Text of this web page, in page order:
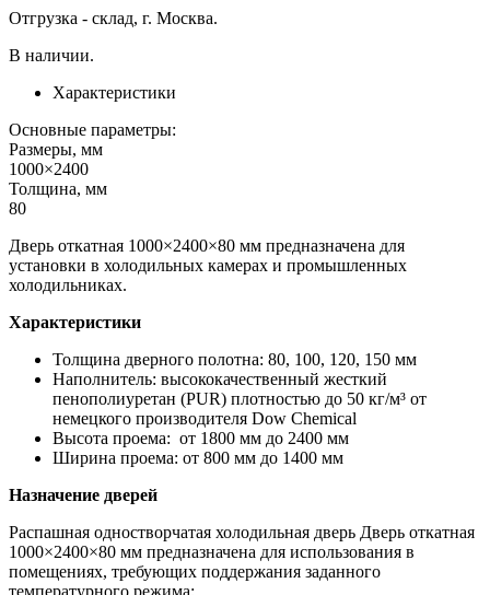
Отгрузка - склад, г. Москва.
В наличии.
Характеристики
Основные параметры:
Размеры, мм
1000×2400
Толщина, мм
80
Дверь откатная 1000×2400×80 мм предназначена для
установки в холодильных камерах и промышленных
холодильниках.
Характеристики
Толщина дверного полотна: 80, 100, 120, 150 мм
Наполнитель: высококачественный жесткий
пенополиуретан (PUR) плотностью до 50 кг/м³ от
немецкого производителя Dow Chemiсal
Высота проема: от 1800 мм до 2400 мм
Ширина проема: от 800 мм до 1400 мм
Назначение дверей
Распашная одностворчатая холодильная дверь Дверь откатная
1000×2400×80 мм предназначена для использования в
помещениях, требующих поддержания заданного
температурного режима: